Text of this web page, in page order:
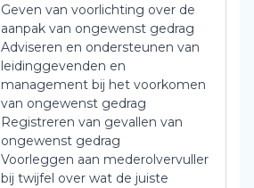
Geven van voorlichting over de
aanpak van ongewenst gedrag
Adviseren en ondersteunen van
leidinggevenden en
management bij het voorkomen
van ongewenst gedrag
Registreren van gevallen van
ongewenst gedrag
Voorleggen aan mederolvervuller
bij twijfel over wat de juiste